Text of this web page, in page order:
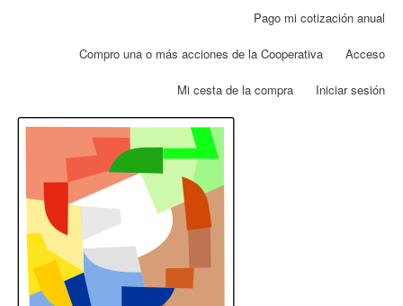
contenido
Pago mi cotización anual
Compro una o más acciones de la Cooperativa Acceso
Mi cesta de la compra Iniciar sesión